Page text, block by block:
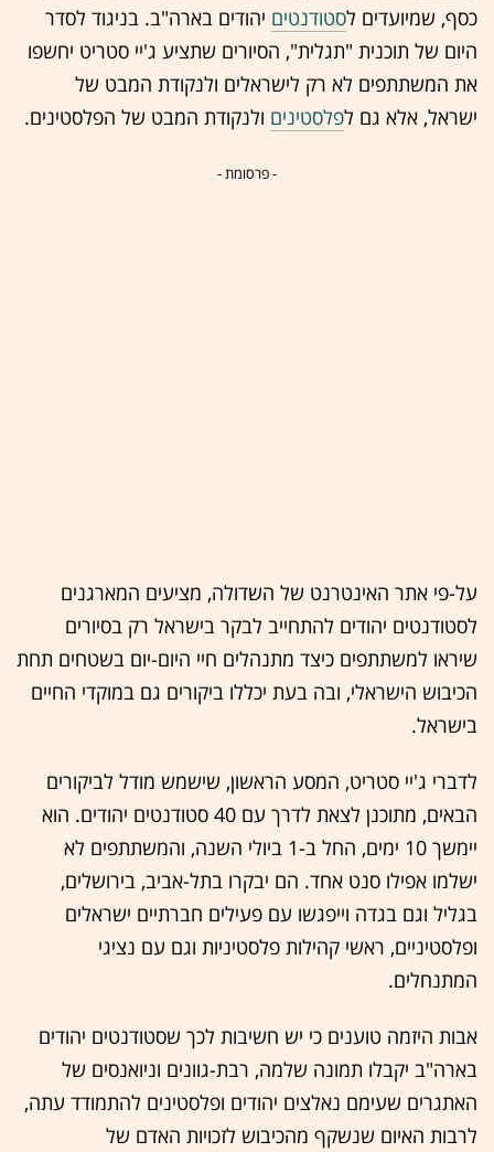
כסף, שמיועדים לסטודנטים יהודים בארה"ב. בניגוד לסדר
היום של תוכנית "תגלית", הסיורים שתציע ג'יי סטריט יחשפו
את המשתתפים לא רק לישראלים ולנקודת המבט של
ישראל, אלא גם לפלסטינים ולנקודת המבט של הפלסטינים.
- פרסומת -
על-פי אתר האינטרנט של השדולה, מציעים המארגנים
לסטודנטים יהודים להתחייב לבקר בישראל רק בסיורים
שיראו למשתתפים כיצד מתנהלים חיי היום-יום בשטחים תחת
הכיבוש הישראלי, ובה בעת יכללו ביקורים גם במוקדי החיים
בישראל.
לדברי ג'יי סטריט, המסע הראשון, שישמש מודל לביקורים
הבאים, מתוכנן לצאת לדרך עם 40 סטודנטים יהודים. הוא
יימשך 10 ימים, החל ב-1 ביולי השנה, והמשתתפים לא
ישלמו אפילו סנט אחד. הם יבקרו בתל-אביב, בירושלים,
בגליל וגם בגדה וייפגשו עם פעילים חברתיים ישראלים
ופלסטיניים, ראשי קהילות פלסטיניות וגם עם נציגי
המתנחלים.
אבות היזמה טוענים כי יש חשיבות לכך שסטודנטים יהודים
בארה"ב יקבלו תמונה שלמה, רבת-גוונים וניואנסים של
האתגרים שעימם נאלצים יהודים ופלסטינים להתמודד עתה,
לרבות האיום שנשקף מהכיבוש לזכויות האדם של